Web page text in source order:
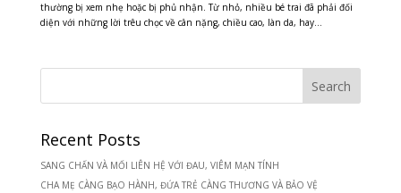
thường bị xem nhẹ hoặc bị phủ nhận. Từ nhỏ, nhiều bé trai đã phải đối
diện với những lời trêu chọc về cân nặng, chiều cao, làn da, hay...
Recent Posts
SANG CHẤN VÀ MỐI LIÊN HỆ VỚI ĐAU, VIÊM MẠN TÍNH
CHA MẸ CÀNG BẠO HÀNH, ĐỨA TRẺ CÀNG THƯƠNG VÀ BẢO VỆ